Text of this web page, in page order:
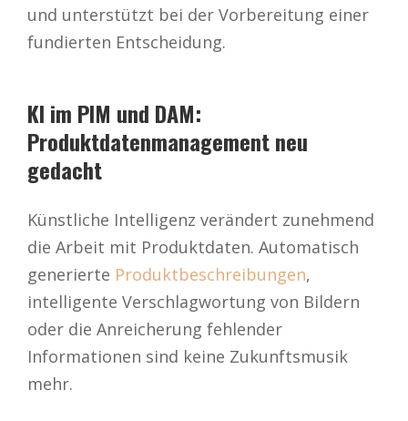
und unterstützt bei der Vorbereitung einer
fundierten Entscheidung.
KI im PIM und DAM:
Produktdatenmanagement neu
gedacht
Künstliche Intelligenz verändert zunehmend
die Arbeit mit Produktdaten. Automatisch
generierte Produktbeschreibungen,
intelligente Verschlagwortung von Bildern
oder die Anreicherung fehlender
Informationen sind keine Zukunftsmusik
mehr.